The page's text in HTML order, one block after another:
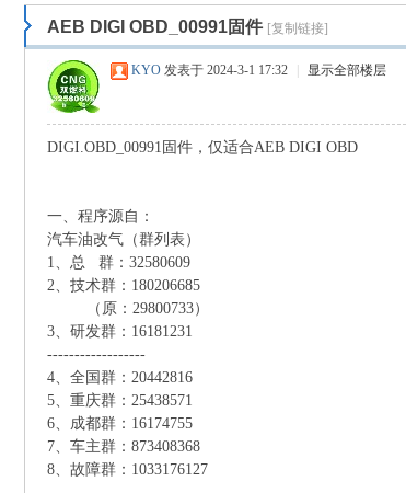
C » › › ›
AEB DIGI OBD_00991固件 [复制链接]
KYO 发表于 2024-3-1 17:32 显示全部楼层
DIGI.OBD_00991固件，仅适合AEB DIGI OBD
一、程序源自：
汽车油改气（群列表）
1、总 群：32580609
2、技术群：180206685
（原：29800733）
3、研发群：16181231
------------------
4、全国群：20442816
5、重庆群：25438571
6、成都群：16174755
7、车主群：873408368
8、故障群：1033176127